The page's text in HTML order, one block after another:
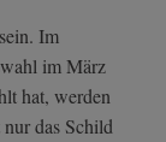
Im
im März
hat, werden
das Schild